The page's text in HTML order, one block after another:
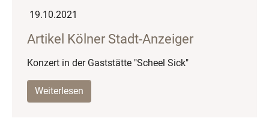
19.10.2021
Artikel Kölner Stadt-Anzeiger
Konzert in der Gaststätte "Scheel Sick"
Weiterlesen